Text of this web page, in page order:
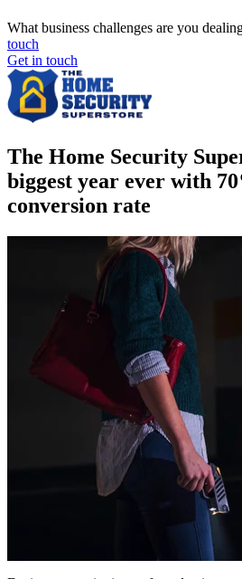
What business challenges are you
touch
Get in touch
The Home Security
biggest year ever with
conversion rate